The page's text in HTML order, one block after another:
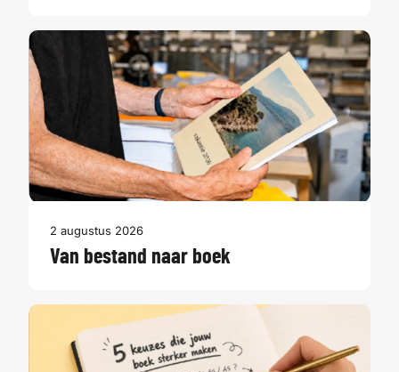
2 augustus 2026
Van bestand naar boek